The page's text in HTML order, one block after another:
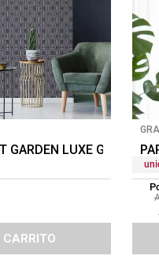
GARDEN LUXE GEO